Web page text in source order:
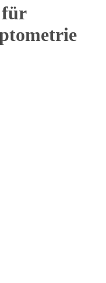
für